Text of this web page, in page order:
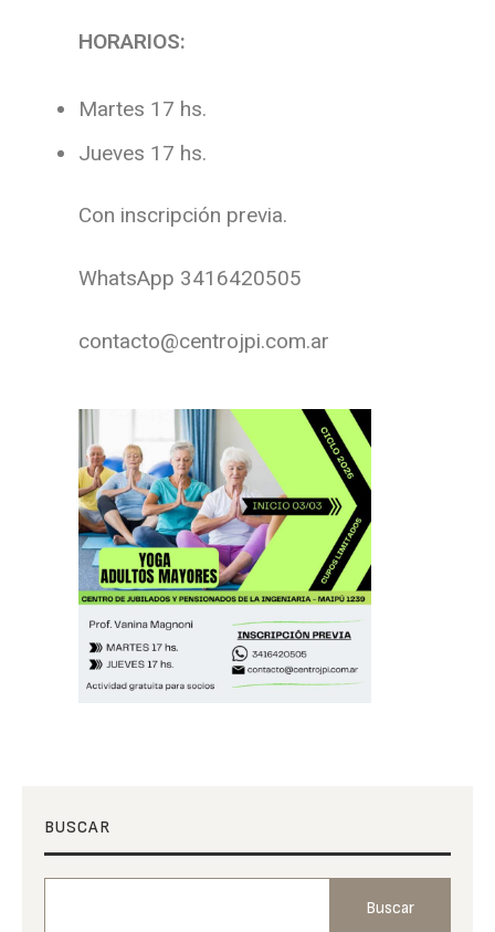
HORARIOS:
Martes 17 hs.
Jueves 17 hs.
Con inscripción previa.
WhatsApp 3416420505
contacto@centrojpi.com.ar
BUSCAR
Buscar